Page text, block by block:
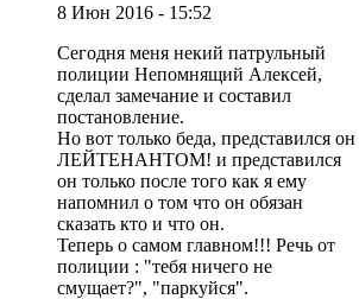
8 Июн 2016 - 15:52
Сегодня меня некий патрульный
полиции Непомнящий Алексей,
сделал замечание и составил
постановление.
Но вот только беда, представился он
ЛЕЙТЕНАНТОМ! и представился
он только после того как я ему
напомнил о том что он обязан
сказать кто и что он.
Теперь о самом главном!!! Речь от
полиции : "тебя ничего не
смущает?", "паркуйся".